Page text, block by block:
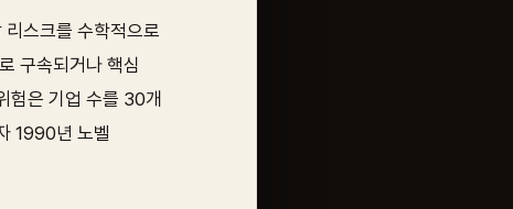
스크를 수학적으로
구속되거나 핵심
험은 기업 수를 30개
1990년 노벨